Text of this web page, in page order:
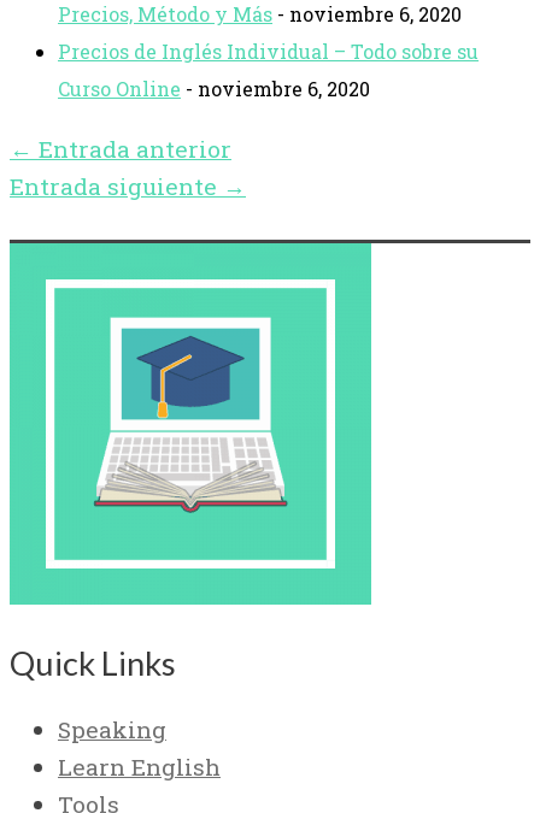
Precios, Método y Más - noviembre 6, 2020
Precios de Inglés Individual – Todo sobre su
Curso Online - noviembre 6, 2020
← Entrada anterior
Entrada siguiente →
Quick Links
Speaking
Learn English
Tools